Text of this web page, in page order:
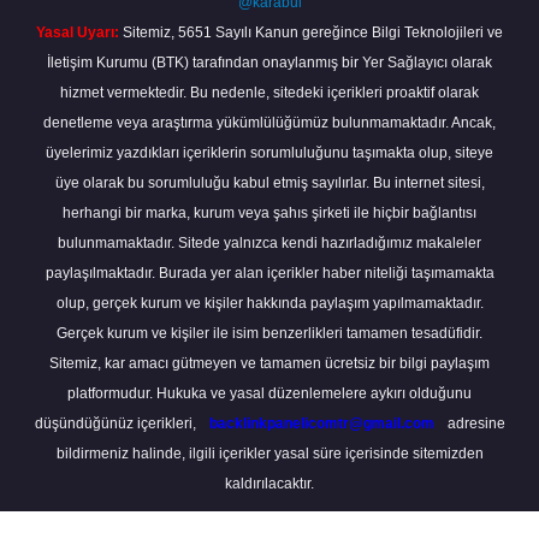
Yasal Uyarı: Sitemiz, 5651 Sayılı Kanun gereğince Bilgi Teknolojileri ve
İletişim Kurumu (BTK) tarafından onaylanmış bir Yer Sağlayıcı olarak
hizmet vermektedir. Bu nedenle, sitedeki içerikleri proaktif olarak
denetleme veya araştırma yükümlülüğümüz bulunmamaktadır. Ancak,
üyelerimiz yazdıkları içeriklerin sorumluluğunu taşımakta olup, siteye
üye olarak bu sorumluluğu kabul etmiş sayılırlar. Bu internet sitesi,
herhangi bir marka, kurum veya şahıs şirketi ile hiçbir bağlantısı
bulunmamaktadır. Sitede yalnızca kendi hazırladığımız makaleler
paylaşılmaktadır. Burada yer alan içerikler haber niteliği taşımamakta
olup, gerçek kurum ve kişiler hakkında paylaşım yapılmamaktadır.
Gerçek kurum ve kişiler ile isim benzerlikleri tamamen tesadüfidir.
Sitemiz, kar amacı gütmeyen ve tamamen ücretsiz bir bilgi paylaşım
platformudur. Hukuka ve yasal düzenlemelere aykırı olduğunu
düşündüğünüz içerikleri,
backlinkpanelicomtr@gmail.com
adresine
bildirmeniz halinde, ilgili içerikler yasal süre içerisinde sitemizden
kaldırılacaktır.